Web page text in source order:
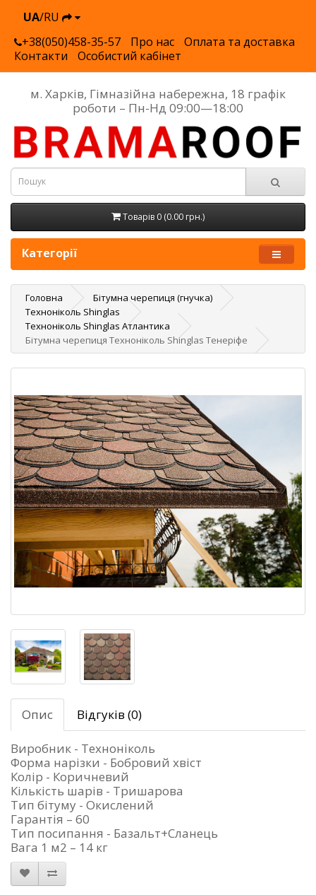
UA/RU
+38(050)458-35-57
Про нас
Оплата та доставка
Контакти
Особистий кабінет
м. Харків, Гімназійна набережна, 18 графік
роботи – Пн-Нд 09:00—18:00
Товарів 0 (0.00 грн.)
Категорії
Головна
Бітумна черепиця (гнучка)
Техноніколь Shinglas
Техноніколь Shinglas Атлантика
Бітумна черепиця Техноніколь Shinglas Тенеріфе
Опис Відгуків (0)
Виробник - Техноніколь
Форма нарізки - Бобровий хвіст
Колір - Коричневий
Кількість шарів - Тришарова
Тип бітуму - Окислений
Гарантія – 60
Тип посипання - Базальт+Сланець
Вага 1 м2 – 14 кг